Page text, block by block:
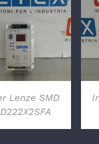
DETTAGLI
Lenze SMD